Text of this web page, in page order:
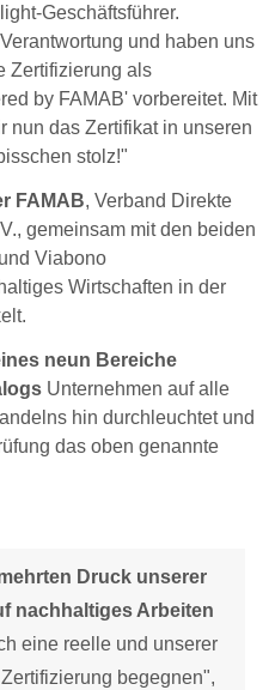
Geschäftsführer.
und haben uns
Zertifizierung als
by FAMAB' vorbereitet. Mit
nun das Zertifikat in unseren
stolz!"
FAMAB, Verband Direkte
gemeinsam mit den beiden
Viabono
Wirtschaften in der
neun Bereiche
Unternehmen auf alle
hin durchleuchtet und
das oben genannte
Druck unserer
nachhaltiges Arbeiten
eine reelle und unserer
begegnen",